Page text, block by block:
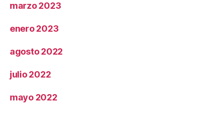
marzo 2023
enero 2023
agosto 2022
julio 2022
mayo 2022